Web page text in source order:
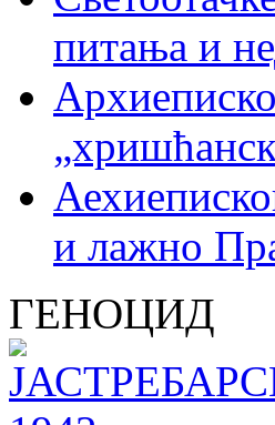
питања и
и лажно
ГЕНОЦИД